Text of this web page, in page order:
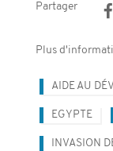
Partager
Plus
AIDE AU
EGYPTE
INVASION